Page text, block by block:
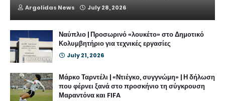
Argolidas News July 28, 2026
Ναύπλιο | Προσωρινό «λουκέτο» στο Δημοτικό
Κολυμβητήριο για τεχνικές εργασίες
July 21, 2026
Μάρκο Ταρντέλι | «Ντιέγκο, συγγνώμη» | Η δήλωση
που φέρνει ξανά στο προσκήνιο τη σύγκρουση
Μαραντόνα και FIFA